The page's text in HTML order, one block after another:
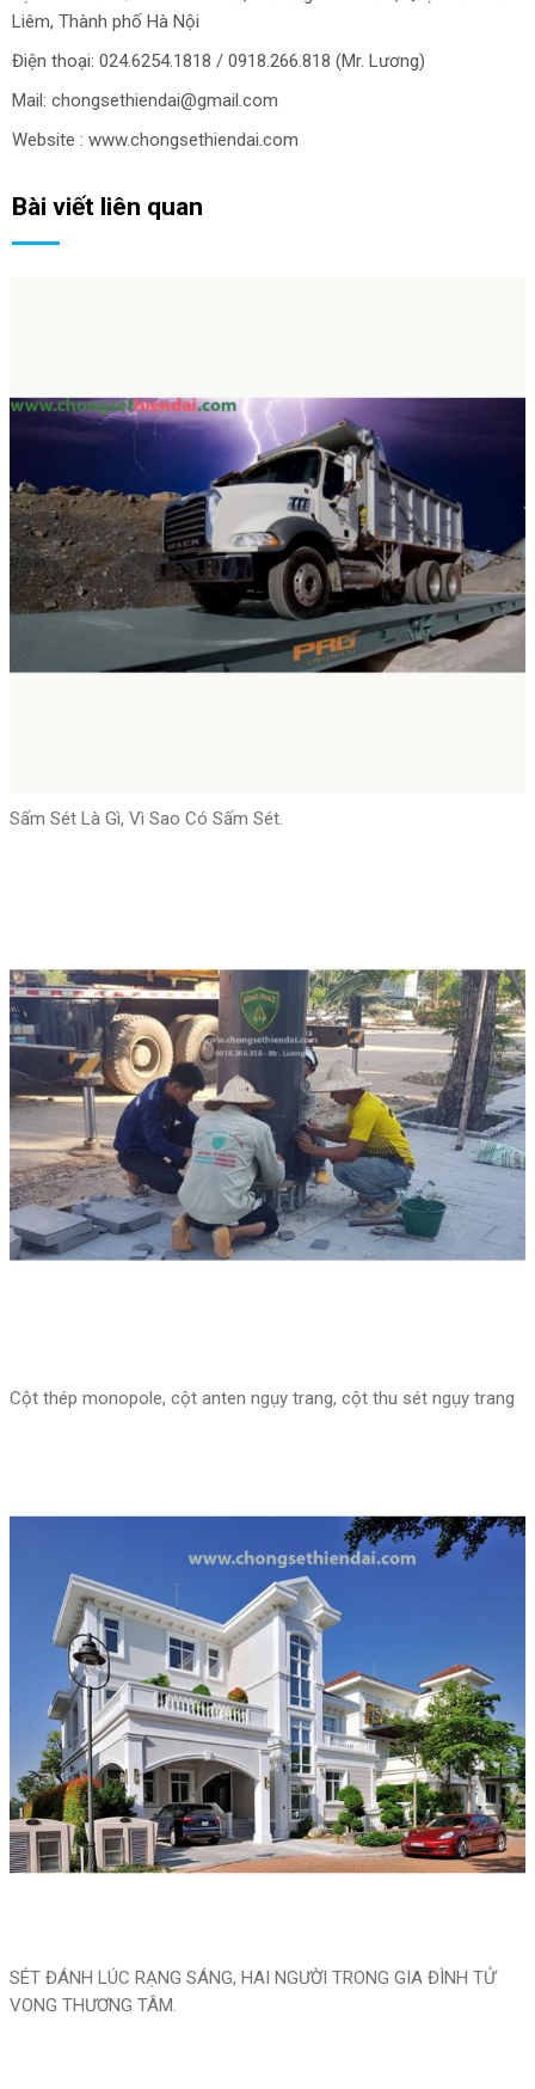
Liêm, Thành phố Hà Nội
Điện thoại: 024.6254.1818 / 0918.266.818 (Mr. Lương)
Mail: chongsethiendai@gmail.com
Website : www.chongsethiendai.com
Bài viết liên quan
Sấm Sét Là Gì, Vì Sao Có Sấm Sét.
Cột thép monopole, cột anten ngụy trang, cột thu sét ngụy trang
SÉT ĐÁNH LÚC RẠNG SÁNG, HAI NGƯỜI TRONG GIA ĐÌNH TỬ
VONG THƯƠNG TÂM.